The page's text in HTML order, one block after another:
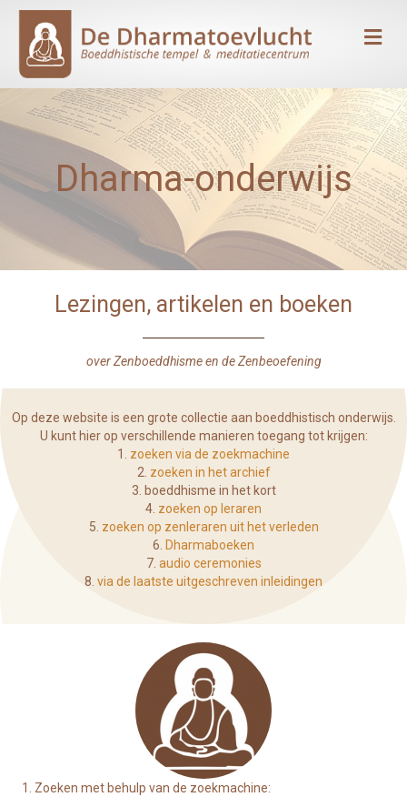
Dharma-onderwijs
Lezingen, artikelen en boeken
over Zenboeddhisme en de Zenbeoefening
Op deze website is een grote collectie aan boeddhistisch onderwijs.
U kunt hier op verschillende manieren toegang tot krijgen:
1. zoeken via de zoekmachine
2. zoeken in het archief
3. boeddhisme in het kort
4. zoeken op leraren
5. zoeken op zenleraren uit het verleden
6. Dharmaboeken
7. audio ceremonies
8. via de laatste uitgeschreven inleidingen
1. Zoeken met behulp van de zoekmachine: